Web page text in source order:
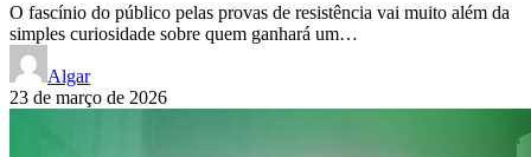
O fascínio do público pelas provas de resistência vai muito além da
simples curiosidade sobre quem ganhará um…
Algar
23 de março de 2026